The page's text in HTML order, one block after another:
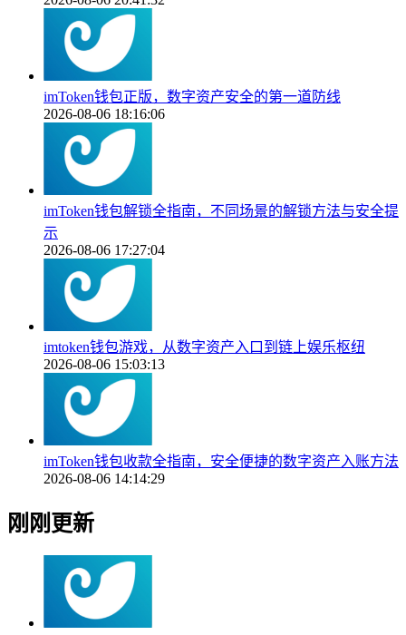
imToken钱包正版，数字资产安全的第一道防线
2026-08-06 18:16:06
imToken钱包解锁全指南，不同场景的解锁方法与安全提
示
2026-08-06 17:27:04
imtoken钱包游戏，从数字资产入口到链上娱乐枢纽
2026-08-06 15:03:13
imToken钱包收款全指南，安全便捷的数字资产入账方法
2026-08-06 14:14:29
刚刚更新